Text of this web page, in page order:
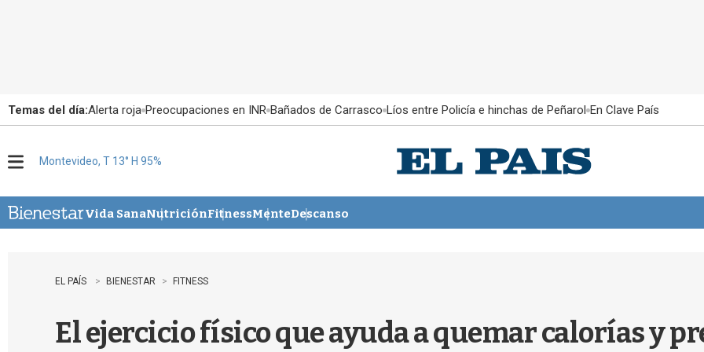
Temas del día:Alerta roja Preocupaciones en INR Bañados de Carrasco Líos entre Policía e hinchas de Peñarol En Clave País
u
Montevideo, T 13° H 95%
Vida SanaNutriciónFitnessMenteDescanso
EL PAÍS BIENESTAR FITNESS
El ejercicio físico que ayuda a quemar calorías y